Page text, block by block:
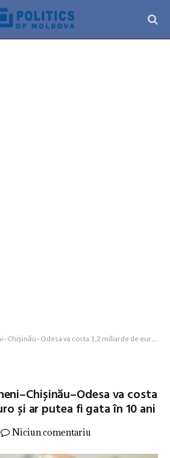
va costa 1,2 miliarde de euro și ar putea fi gata în 10 ani
va costa
și ar putea fi gata în 10 ani
Niciun comentariu